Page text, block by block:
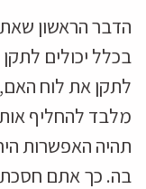
הדבר הראשון
בכלל יכולים
לתקן את לוח
מלבד להחליף
תהיה האפשרות
בה. כך אתם